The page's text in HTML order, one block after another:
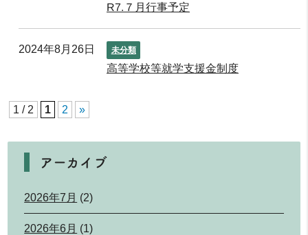
R7.７月行事予定
2024年8月26日 未分類
高等学校等就学支援金制度
1 / 2 1 2 »
アーカイブ
2026年7月 (2)
2026年6月 (1)